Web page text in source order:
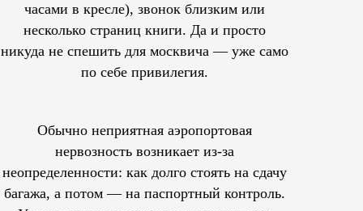
часами в кресле), звонок близким или
несколько страниц книги. Да и просто
никуда не спешить для москвича — уже само
по себе привилегия.
Обычно неприятная аэропортовая
нервозность возникает из-за
неопределенности: как долго стоять на сдачу
багажа, а потом — на паспортный контроль.